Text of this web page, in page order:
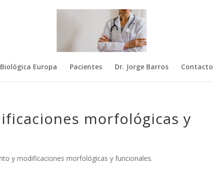
Europa Pacientes Dr. Jorge Barros Contacto
morfológicas y
y modificaciones morfológicas y funcionales.